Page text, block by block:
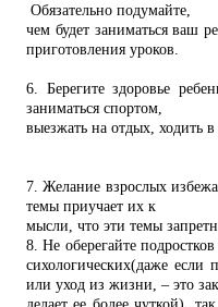
Обязательно подумайте,
чем будет заниматься ваш
приготовления уроков.
6. Берегите здоровье
заниматься спортом,
выезжать на отдых, ходить
7. Желание взрослых
темы приучает их к
мысли, что эти темы
8. Не оберегайте
сихологических(даже если
или уход из жизни, – это